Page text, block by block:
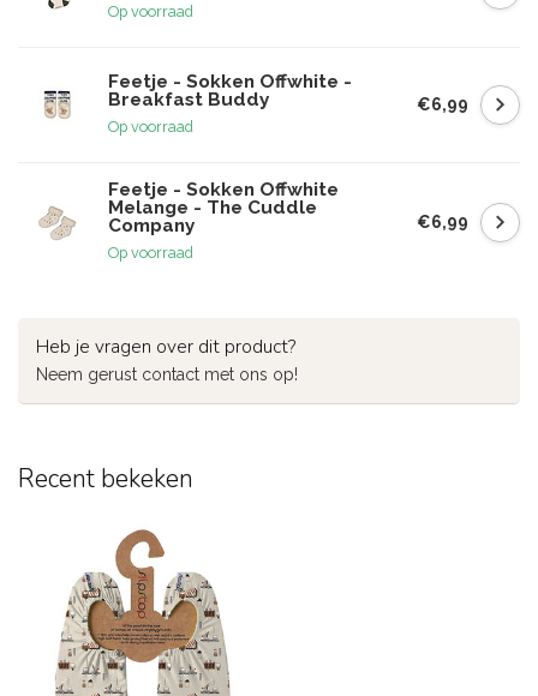
Op voorraad
Feetje - Sokken Offwhite -
Breakfast Buddy
Op voorraad
€6,99
Feetje - Sokken Offwhite
Melange - The Cuddle
Company
Op voorraad
€6,99
Heb je vragen over dit product?
Neem gerust contact met ons op!
Recent bekeken